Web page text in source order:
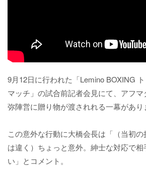
9月12日に行われた「Lemino BOXING
マッチ」の試合前記者会見にて、アフ
弥陣営に贈り物が渡されれる一幕があり
この意外な行動に大橋会長は「（当初
は違く）ちょっと意外。紳士な対応で
い」とコメント。